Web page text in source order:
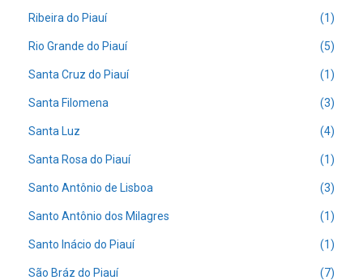
Ribeira do Piauí (1)
Rio Grande do Piauí (5)
Santa Cruz do Piauí (1)
Santa Filomena (3)
Santa Luz (4)
Santa Rosa do Piauí (1)
Santo Antônio de Lisboa (3)
Santo Antônio dos Milagres (1)
Santo Inácio do Piauí (1)
São Bráz do Piauí (7)